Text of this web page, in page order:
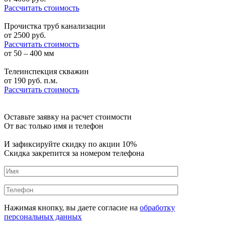
Рассчитать стоимость
Прочистка труб канализации
от 2500 руб.
Рассчитать стоимость
от 50 – 400 мм
Телеинспекция скважин
от 190 руб. п.м.
Рассчитать стоимость
Оставьте заявку на расчет стоимости
От вас только имя и телефон
И зафиксируйте скидку по акции 10%
Скидка закрепится за номером телефона
Нажимая кнопку, вы даете согласие на обработку
персональных данных